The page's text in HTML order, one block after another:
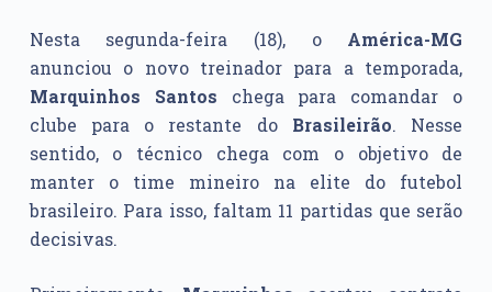
Nesta segunda-feira (18), o América-MG
anunciou o novo treinador para a temporada,
Marquinhos Santos chega para comandar o
clube para o restante do Brasileirão. Nesse
sentido, o técnico chega com o objetivo de
manter o time mineiro na elite do futebol
brasileiro. Para isso, faltam 11 partidas que serão
decisivas.